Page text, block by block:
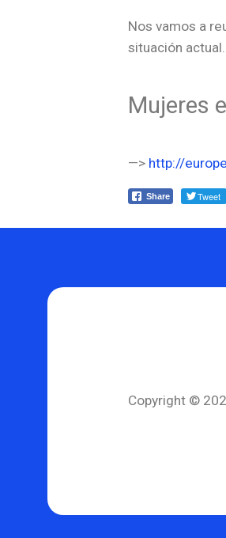
Nos vamos a
situación actual.
Mujeres
—> http://
Share Tweet
Copyright ©